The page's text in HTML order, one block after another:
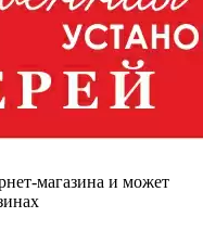
магазина и может